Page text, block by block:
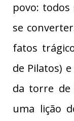
povo: todos
se
fatos
de Pilatos)
da torre de
uma lição